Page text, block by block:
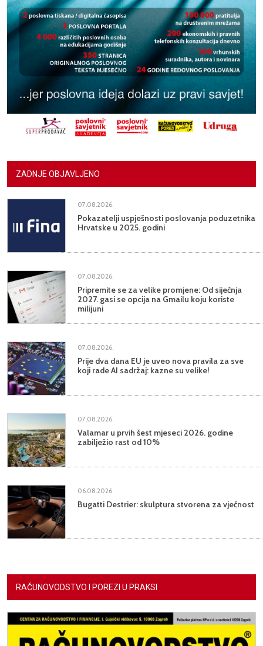
ZADNJE OBJAVLJENO
07.08.2026.
Pokazatelji uspješnosti poslovanja poduzetnika
Hrvatske u 2025. godini
07.08.2026.
Pripremite se za velike promjene: Od siječnja
2027. gasi se opcija na Gmailu koju koriste
milijuni
07.08.2026.
Prije dva dana EU je uveo nova pravila za sve
koji rade AI sadržaj: kazne su velike!
07.08.2026.
Valamar u prvih šest mjeseci 2026. godine
zabilježio rast od 10%
06.08.2026.
Bugatti Destrier: skulptura stvorena za vječnost
RAČUNOVODSTVO I POREZI U PRAKSI